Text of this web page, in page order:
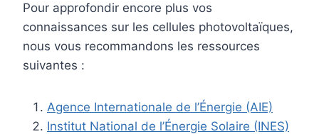
Pour approfondir encore plus vos
connaissances sur les cellules photovoltaïques,
nous vous recommandons les ressources
suivantes :
Agence Internationale de l’Énergie (AIE)
Institut National de l’Énergie Solaire (INES)